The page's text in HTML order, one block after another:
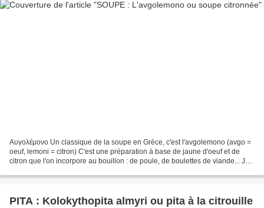
Αυγολέμονο Un classique de la soupe en Grèce, c'est l'avgolemono (avgo =
oeuf, lemoni = citron) C'est une préparation à base de jaune d'oeuf et de
citron que l'on incorpore au bouillon : de poule, de boulettes de viande... Je
PITA : Kolokythopita almyri ou pita à la citrouille